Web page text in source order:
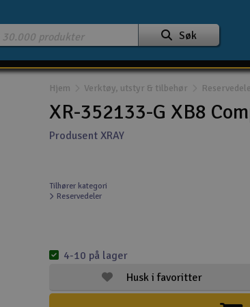
Søk
Hjem Verktøy, utstyr & tilbehør
XR-352133-G XB8
Produsent XRAY
Tilhører kategori
Reservedeler
Husk i favoritter
4-10 på lager